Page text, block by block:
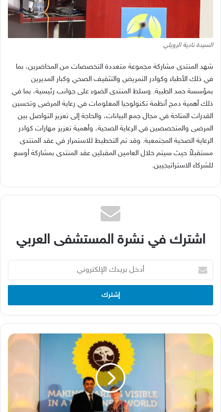
السيدة نادية الرويلي
شهد المنتدى مشاركة مجموعة متعددة التخصصات من المحاضرين، بما
في ذلك الأطباء وكوادر التمريض والتثقيف الصحي وكبار المديرين
بمؤسسة حمد الطبية. وسلط المنتدى الضوء على جوانب رئيسية، بما في
ذلك أهمية دمج أنظمة تكنولوجيا المعلومات في رعاية المرضى وتحسين
القدرات المتاحة في مجال جمع البيانات، والحاجة إلى تعزيز التواصل بين
المرضى والمتخصصين في الرعاية الصحية، وأهمية تعزيز مهارات كوادر
الرعاية الصحية المجتمعية. وقد تم التخطيط للاستمرار في عقد المنتدى
مستقبلاً حيث سيتم خلال العامين المقبلين عقد المنتدى بمشاركة أوسع
للشركاء الاستراتيجيين.
اشترك في نشرة المستشفى العربي
أدخل
بريدك
الإلكتروني
مؤسسة
الطبية
تشارك
مؤتمر
منظمة
بلينتري